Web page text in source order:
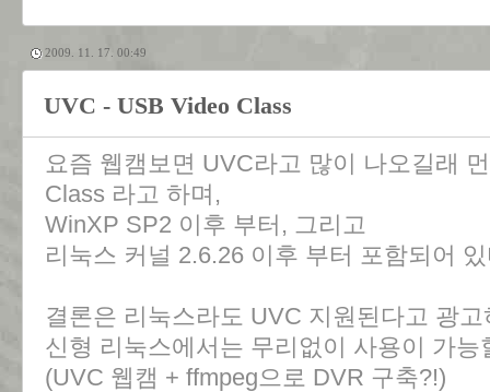
2009. 11. 17. 00:49
UVC - USB Video Class
요즘 웹캠보면 UVC라고 많이 나오길래
Class 라고 하며,
WinXP SP2 이후 부터, 그리고
리눅스 커널 2.6.26 이후 부터 포함되어
결론은 리눅스라도 UVC 지원된다고 광
신형 리눅스에서는 무리없이 사용이 가능
(UVC 웹캠 + ffmpeg으로 DVR 구축?!)